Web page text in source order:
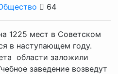
64
1225 мест в Советском
в наступающем году.
области заложили
заведение возведут